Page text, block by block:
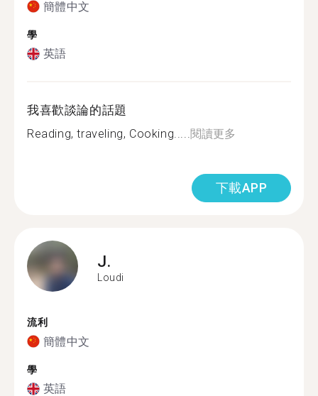
簡體中文
學
英語
我喜歡談論的話題
Reading, traveling, Cooking.....閱讀更多
下載APP
J.
Loudi
流利
簡體中文
學
英語